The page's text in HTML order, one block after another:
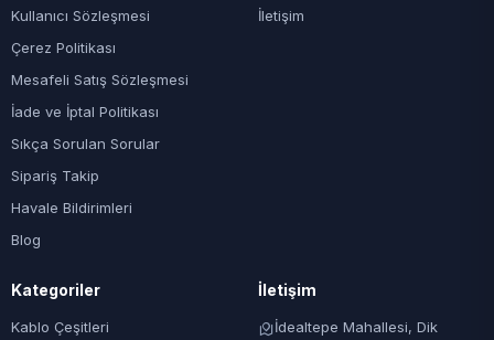
Kullanıcı Sözleşmesi
Çerez Politikası
Mesafeli Satış Sözleşmesi
İade ve İptal Politikası
Sıkça Sorulan Sorular
Sipariş Takip
Havale Bildirimleri
Blog
İletişim
Kategoriler
Kablo Çeşitleri
İletişim
İdealtepe Mahallesi, Dik